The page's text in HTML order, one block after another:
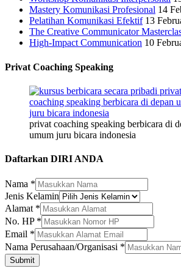
Mastery Komunikasi Profesional 14
Pelatihan Komunikasi Efektif 13
The Creative Communicator
High-Impact Communication 10
Privat Coaching Speaking
privat coaching speaking berbicara di
umum juru bicara indonesia
Daftarkan DIRI ANDA
Nama *
Jenis Kelamin
Alamat *
No. HP *
Email *
No.
Alamat
Jenis
Nama Perusahaan/Organisasi *
Submit